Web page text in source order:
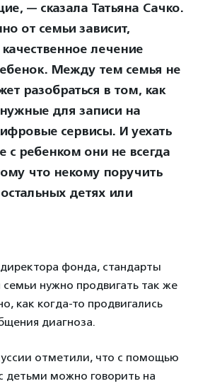
— сказала Татьяна Сачко.
от семьи зависит,
качественное лечение
Между тем семья не
разобраться в том, как
для записи на
сервисы. И уехать
с ребенком они не всегда
что некому поручить
детях или
фонда, стандарты
нужно продвигать так же
как когда-то продвигались
диагноза.
отметили, что с помощью
детьми можно говорить на